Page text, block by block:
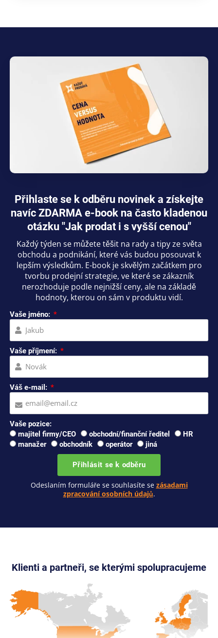
Přihlaste se k odběru novinek a získejte
navíc ZDARMA e-book na často kladenou
otázku "Jak prodat i s vyšší cenou"
Každý týden se můžete těšit na rady a tipy ze světa
obchodu a podnikání, které vás budou posouvat k
lepším výsledkům. E-book je skvělým začátkem pro
tvorbu prodejní strategie, ve které se zákazník
nerozhoduje podle nejnižší ceny, ale na základě
hodnoty, kterou on sám v produktu vidí.
Vaše jméno:
Vaše příjmení:
Váš e-mail:
Vaše pozice:
majitel firmy/CEO
obchodní/finanční ředitel
HR
manažer
obchodník operátor jiná
Přihlásit se k odběru
Odeslaním formuláře se souhlasíte se zásadami
zpracování osobních údajů.
Klienti a partneři, se kterými spolupracujeme